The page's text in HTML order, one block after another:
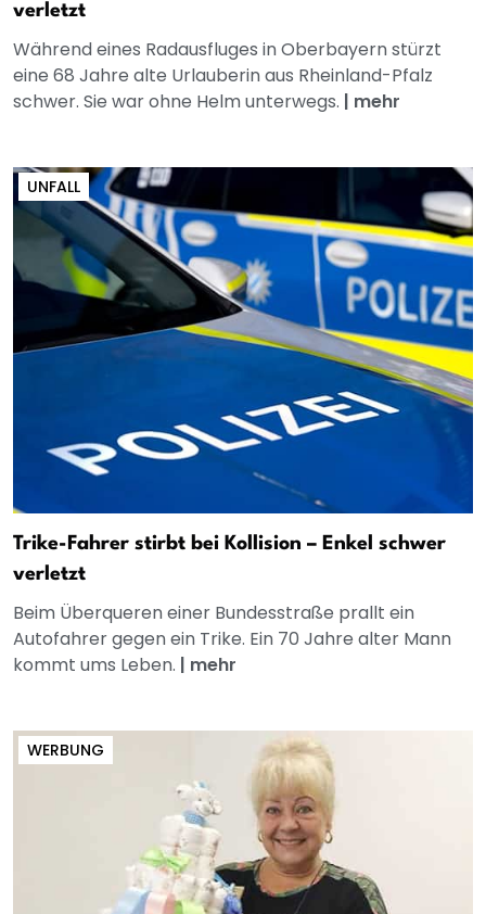
verletzt
Während eines Radausfluges in Oberbayern stürzt
eine 68 Jahre alte Urlauberin aus Rheinland-Pfalz
schwer. Sie war ohne Helm unterwegs. | mehr
UNFALL
Trike-Fahrer stirbt bei Kollision – Enkel schwer
verletzt
Beim Überqueren einer Bundesstraße prallt ein
Autofahrer gegen ein Trike. Ein 70 Jahre alter Mann
kommt ums Leben. | mehr
WERBUNG